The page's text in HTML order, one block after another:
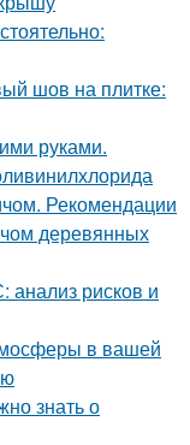
шов на плитке:
руками.
Рекомендации
деревянных
рисков и
в вашей
знать о